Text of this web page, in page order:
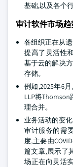
基础,以及各个
审计软件市场趋
各组织正在从
提高了灵活性
基于云的解决
存储。
例如,2025年6
LLP将
理合并。
业务活动的变
审计服务的需
度,主要由
篇文章,展示了
场正在向灵活